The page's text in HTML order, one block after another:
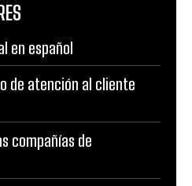
en español
de atención al cliente
compañías de